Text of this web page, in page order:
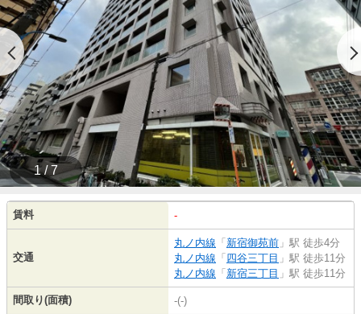
1 / 7
賃料 -
交通
丸ノ内線 「 新宿御苑前 」駅 徒歩4分
丸ノ内線 「 四谷三丁目 」駅 徒歩11分
丸ノ内線 「 新宿三丁目 」駅 徒歩11分
間取り(面積) -(-)